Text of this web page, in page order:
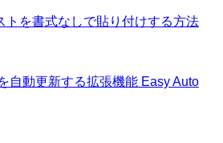
トを書式なしで貼り付けする方法
自動更新する拡張機能 Easy Auto